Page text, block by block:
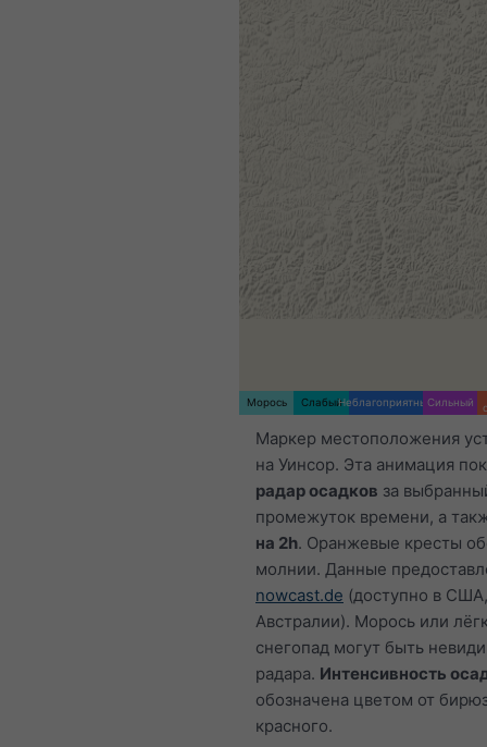
Морось СлабыйНеблагоприятныйСильный
Маркер местоположения
на Уинсор. Эта анимация
радар осадков за
промежуток времени, а
на 2h. Оранжевые кресты
молнии. Данные
nowcast.de (доступно в
Австралии). Морось или
снегопад могут быть
радара. Интенсивность
обозначена цветом от
красного.